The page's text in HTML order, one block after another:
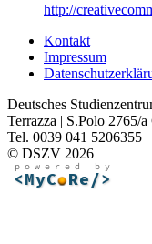
http://
Kontakt
Impressum
Deutsches
Terrazza | S.Polo 2765/
Tel. 0039 041 5206355
© DSZV 2026